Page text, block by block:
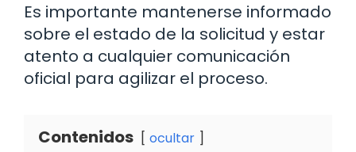
Es importante mantenerse informado
sobre el estado de la solicitud y estar
atento a cualquier comunicación
oficial para agilizar el proceso.
Contenidos ocultar